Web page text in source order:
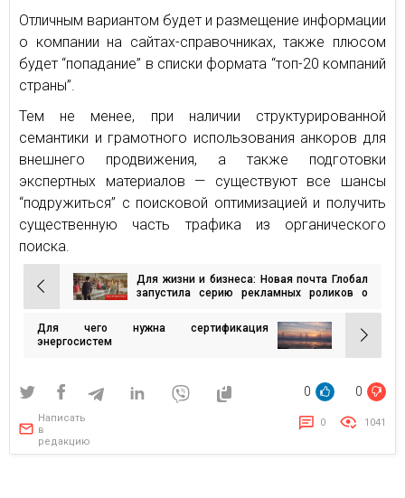
Отличным вариантом будет и размещение информации
о компании на сайтах-справочниках, также плюсом
будет “попадание” в списки формата “топ-20 компаний
страны”.
Тем не менее, при наличии структурированной
семантики и грамотного использования анкоров для
внешнего продвижения, а также подготовки
экспертных материалов — существуют все шансы
“подружиться” с поисковой оптимизацией и получить
существенную часть трафика из органического
поиска.
Навигация
по
записям
Для жизни и бизнеса: Новая почта Глобал
запустила серию рекламных роликов о
Для чего нужна сертификация
энергосистем
0 0
Написать
в
редакцию
0 1041